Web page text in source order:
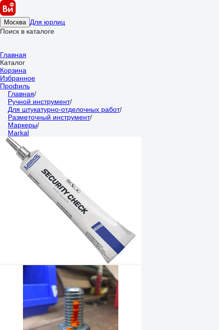
Москва Для юрлиц
Поиск в каталоге
Главная
Каталог
Корзина
Избранное
Профиль
Главная/
Ручной инструмент/
Для штукатурно-отделочных работ/
Разметочный инструмент/
Маркеры/
Markal